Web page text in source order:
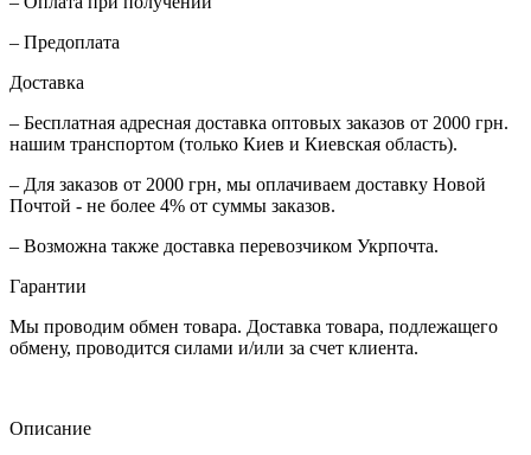
– Предоплата
Доставка
– Бесплатная адресная доставка оптовых заказов от 2000 грн.
нашим транспортом (только Киев и Киевская область).
– Для заказов от 2000 грн, мы оплачиваем доставку Новой
Почтой - не более 4% от суммы заказов.
– Возможна также доставка перевозчиком Укрпочта.
Гарантии
Мы проводим обмен товара. Доставка товара, подлежащего
обмену, проводится силами и/или за счет клиента.
Описание